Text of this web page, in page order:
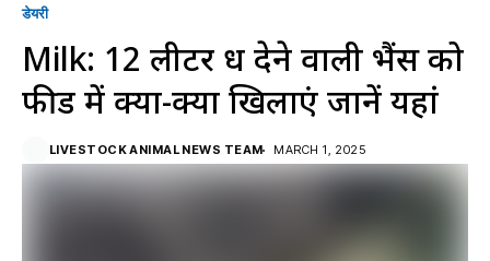
डेयरी
Milk: 12 लीटर दूध देने वाली भैंस को
फीड में क्या-क्या खिलाएं जानें यहां
LIVESTOCK ANIMAL NEWS TEAM MARCH 1, 2025